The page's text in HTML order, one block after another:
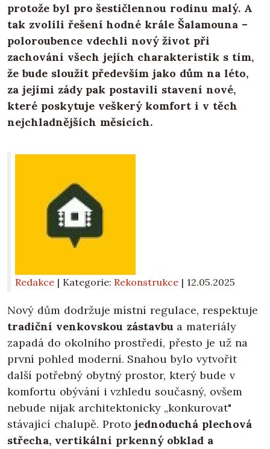
protože byl pro šestičlennou rodinu malý. A
tak zvolili řešení hodné krále Šalamouna –
poloroubence vdechli nový život při
zachování všech jejích charakteristik s tím,
že bude sloužit především jako dům na léto,
za jejími zády pak postavili stavení nové,
které poskytuje veškerý komfort i v těch
nejchladnějších měsících.
Redakce | Kategorie: Rekonstrukce | 12.05.2025
Nový dům dodržuje místní regulace, respektuje
tradiční venkovskou zástavbu a materiály
zapadá do okolního prostředí, přesto je už na
první pohled moderní. Snahou bylo vytvořit
další potřebný obytný prostor, který bude v
komfortu obývání i vzhledu současný, ovšem
nebude nijak architektonicky „konkurovat"
stávající chalupě. Protojednoduchá plechová
střecha, vertikální prkenný obklad a